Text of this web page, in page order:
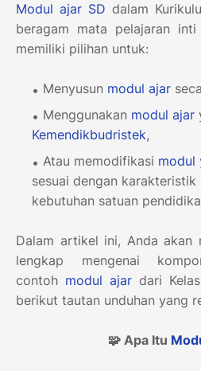
Modul ajar SD dalam
beragam mata pelajaran
memiliki pilihan untuk:
Menyusun modul ajar
Menggunakan modul ajar
Kemendikbudristek,
Atau memodifikasi modul
sesuai dengan
kebutuhan satuan
Dalam artikel ini, Anda akan
lengkap mengenai
contoh modul ajardari
berikut tautan unduhan yang
🧩 Apa Itu